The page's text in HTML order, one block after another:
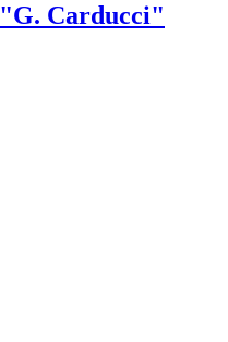
"G. Carducci"